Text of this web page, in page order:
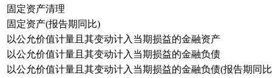
固定资产清理
固定资产(报告期同比)
以公允价值计量且其变动计入当期损益的金融资产
以公允价值计量且其变动计入当期损益的金融负债
以公允价值计量且其变动计入当期损益的金融负债(报告期同